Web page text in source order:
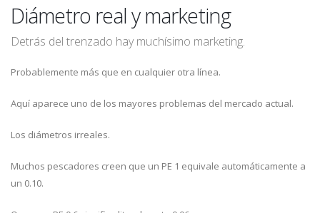
Diámetro real y marketing
Detrás del trenzado hay muchísimo marketing.
Probablemente más que en cualquier otra línea.
Aquí aparece uno de los mayores problemas del mercado actual.
Los diámetros irreales.
Muchos pescadores creen que un PE 1 equivale automáticamente a
un 0.10.